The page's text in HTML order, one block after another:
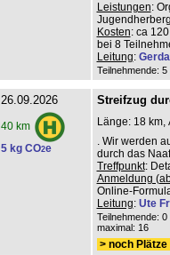
Leistungen:
Kosten: ca
bei 8
Leitung:
Teilnehmende:
26.09.2026
40 km
5 kg CO2e
Streifzug
Länge: 18 km,
. Wir werden
durch das
Treffpunkt:
Anmeldung
Online-
Leitung: Ute
Teilnehmende:
maximal: 16
> noch